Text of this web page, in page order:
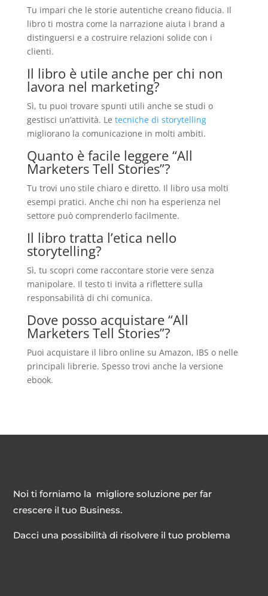
Tu impari che le storie autentiche creano fiducia. Il
libro ti mostra come la narrazione aiuta i brand a
distinguersi e a costruire relazioni solide con i
clienti.
Il libro è utile anche per chi non
lavora nel marketing?
Sì, tu puoi trovare spunti utili anche se studi o
gestisci un’attività. Le tecniche di storytelling
migliorano la comunicazione in molti ambiti.
Quanto è facile leggere “All
Marketers Tell Stories”?
Tu trovi uno stile chiaro e diretto. Il libro usa molti
esempi pratici. Anche chi non ha esperienza nel
settore può comprenderlo facilmente.
Il libro tratta l’etica nello
storytelling?
Sì, tu scopri come raccontare storie vere senza
manipolare. Il testo ti invita a riflettere sulla
responsabilità di chi comunica.
Dove posso acquistare “All
Marketers Tell Stories”?
Puoi acquistare il libro online su Amazon, IBS o nelle
principali librerie. Spesso trovi anche la versione
ebook.
Noi ti forniamo la migliore soluzione per far
crescere il tuo Business.
Dacci una possibilità di risolvere il tuo problema